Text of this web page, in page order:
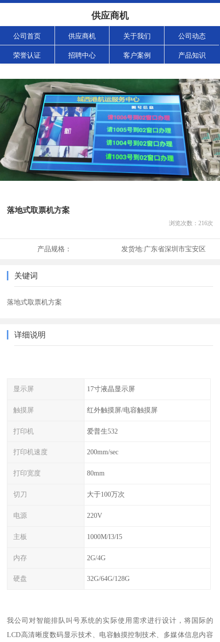
供应商机
公司首页 供应商机 关于我们 公司动态
荣誉认证 招聘中心 客户案例 产品知识
落地式取票机方案
浏览次数： 216次
产品规格： 发货地:广东省深圳市宝安区
关键词
落地式取票机方案
详细说明
显示屏 17寸液晶显示屏
触摸屏 红外触摸屏/电容触摸屏
打印机 爱普生532
打印机速度 200mm/sec
打印宽度 80mm
切刀 大于100万次
电源 220V
主板 1000M/I3/I5
内存 2G/4G
硬盘 32G/64G/128G
我公司对智能排队叫号系统的实际使用需求进行设计，将国际的
LCD高清晰度数码显示技术、电容触摸控制技术、多媒体信息内容